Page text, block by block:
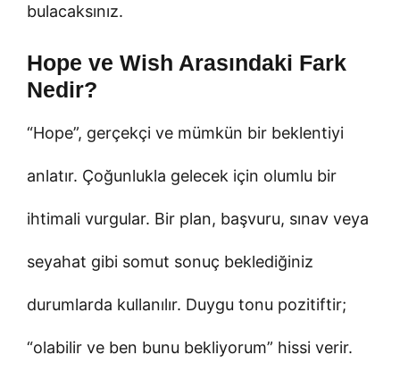
bulacaksınız.
Hope ve Wish Arasındaki Fark
Nedir?
“Hope”, gerçekçi ve mümkün bir beklentiyi
anlatır. Çoğunlukla gelecek için olumlu bir
ihtimali vurgular. Bir plan, başvuru, sınav veya
seyahat gibi somut sonuç beklediğiniz
durumlarda kullanılır. Duygu tonu pozitiftir;
“olabilir ve ben bunu bekliyorum” hissi verir.